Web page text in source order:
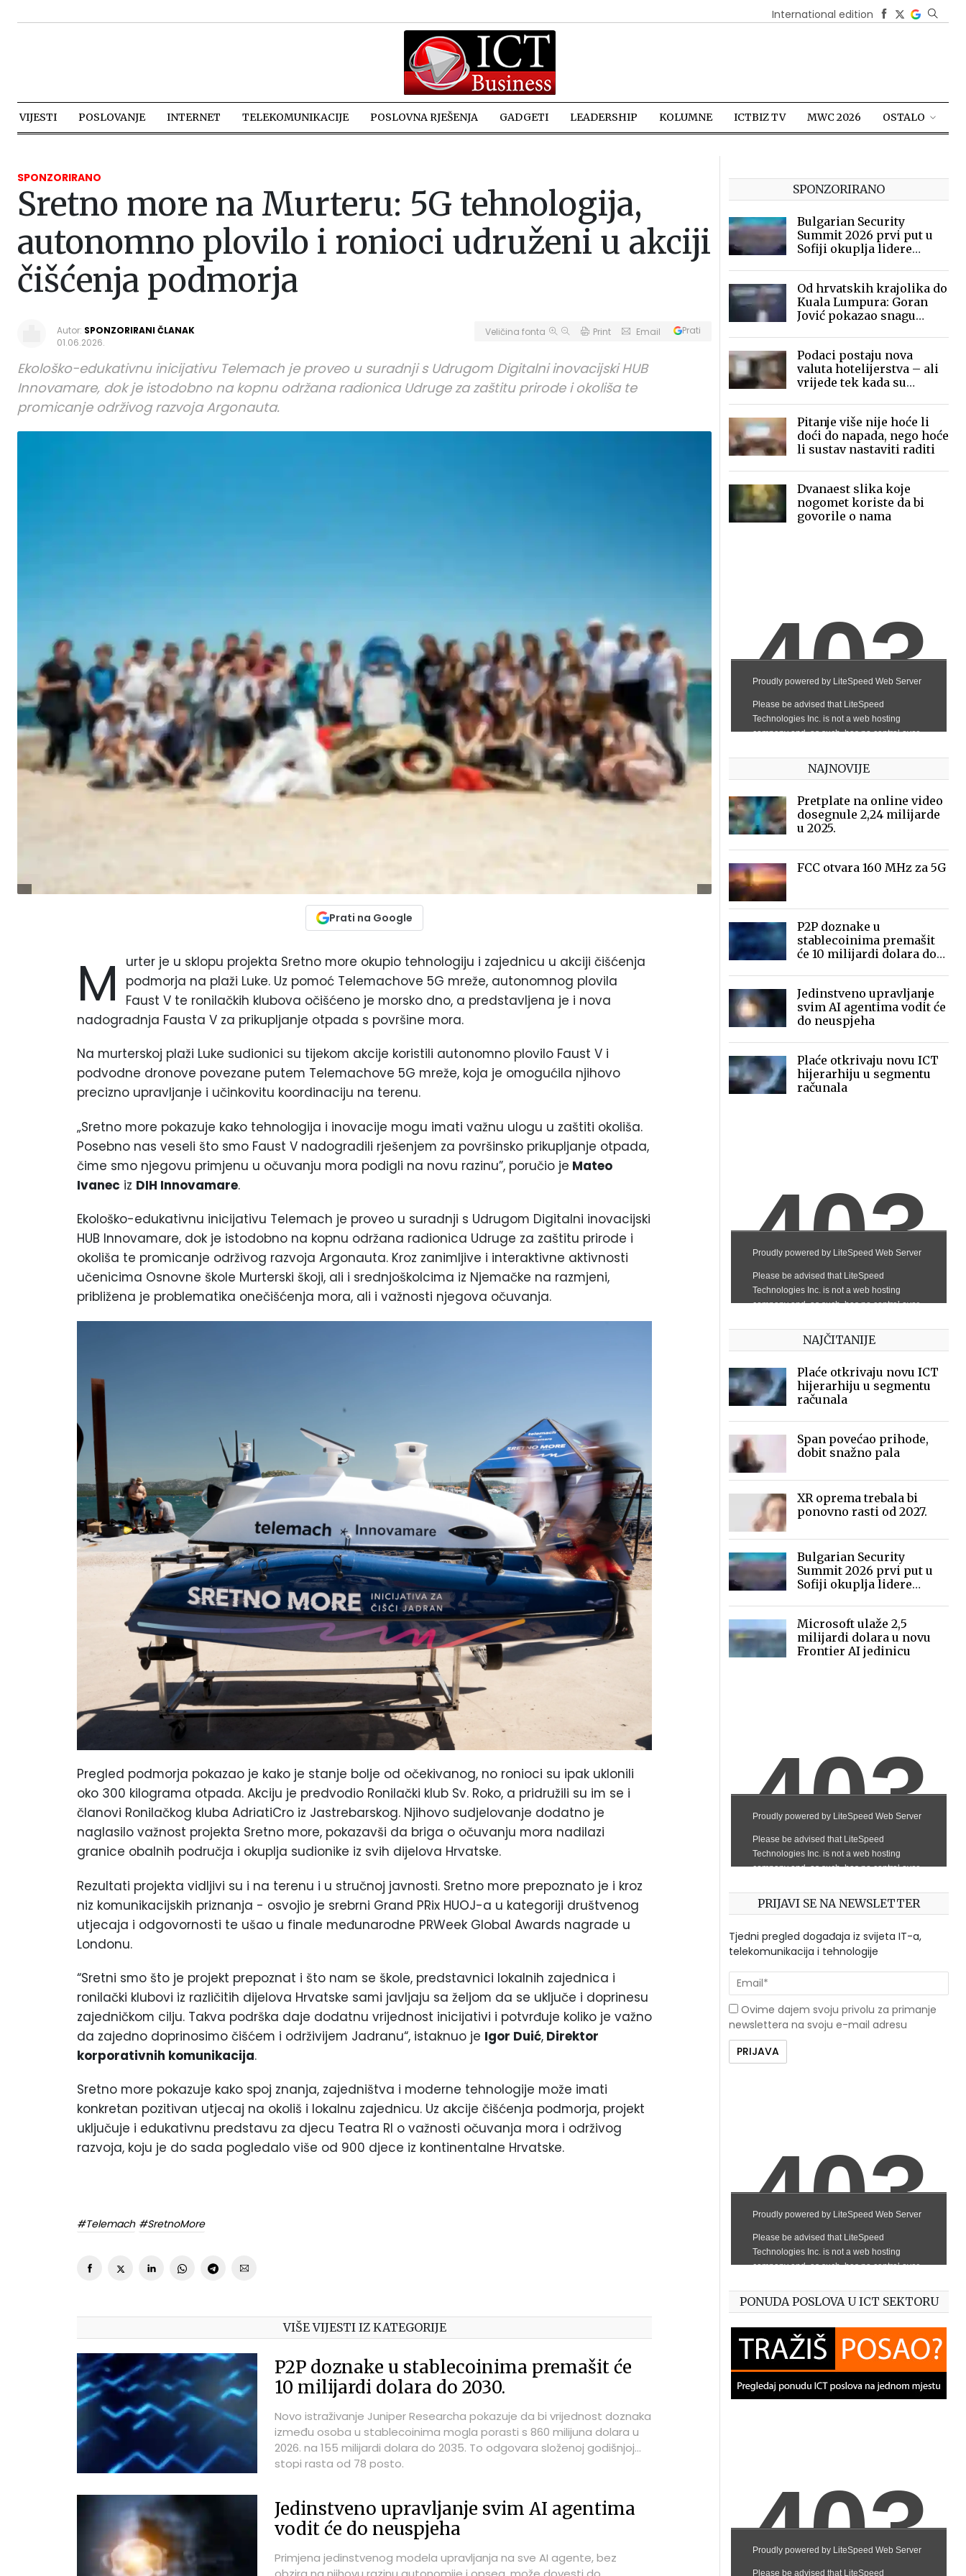
International edition
VIJESTI POSLOVANJE INTERNET TELEKOMUNIKACIJE POSLOVNA RJEŠENJA GADGETI LEADERSHIP KOLUMNE ICTBIZ TV MWC 2026 OSTALO
SPONZORIRANO
Sretno more na Murteru: 5G tehnologija,
autonomno plovilo i ronioci udruženi u akciji
čišćenja podmorja
Autor: SPONZORIRANI ČLANAK
01.06.2026.
Veličina fonta Print Email Prati
Ekološko-edukativnu inicijativu Telemach je proveo u suradnji s Udrugom Digitalni inovacijski HUB
Innovamare, dok je istodobno na kopnu održana radionica Udruge za zaštitu prirode i okoliša te
promicanje održivog razvoja Argonauta.
Prati na Google
M
urter je u sklopu projekta Sretno more okupio tehnologiju i zajednicu u akciji čišćenja
podmorja na plaži Luke. Uz pomoć Telemachove 5G mreže, autonomnog plovila
Faust V te ronilačkih klubova očišćeno je morsko dno, a predstavljena je i nova
nadogradnja Fausta V za prikupljanje otpada s površine mora.
Na murterskoj plaži Luke sudionici su tijekom akcije koristili autonomno plovilo Faust V i
podvodne dronove povezane putem Telemachove 5G mreže, koja je omogućila njihovo
precizno upravljanje i učinkovitu koordinaciju na terenu.
„Sretno more pokazuje kako tehnologija i inovacije mogu imati važnu ulogu u zaštiti okoliša.
Posebno nas veseli što smo Faust V nadogradili rješenjem za površinsko prikupljanje otpada,
čime smo njegovu primjenu u očuvanju mora podigli na novu razinu”, poručio je Mateo
Ivanec iz DIH Innovamare.
Ekološko-edukativnu inicijativu Telemach je proveo u suradnji s Udrugom Digitalni inovacijski
HUB Innovamare, dok je istodobno na kopnu održana radionica Udruge za zaštitu prirode i
okoliša te promicanje održivog razvoja Argonauta. Kroz zanimljive i interaktivne aktivnosti
učenicima Osnovne škole Murterski škoji, ali i srednjoškolcima iz Njemačke na razmjeni,
približena je problematika onečišćenja mora, ali i važnosti njegova očuvanja.
Pregled podmorja pokazao je kako je stanje bolje od očekivanog, no ronioci su ipak uklonili
oko 300 kilograma otpada. Akciju je predvodio Ronilački klub Sv. Roko, a pridružili su im se i
članovi Ronilačkog kluba AdriatiCro iz Jastrebarskog. Njihovo sudjelovanje dodatno je
naglasilo važnost projekta Sretno more, pokazavši da briga o očuvanju mora nadilazi
granice obalnih područja i okuplja sudionike iz svih dijelova Hrvatske.
Rezultati projekta vidljivi su i na terenu i u stručnoj javnosti. Sretno more prepoznato je i kroz
niz komunikacijskih priznanja - osvojio je srebrni Grand PRix HUOJ-a u kategoriji društvenog
utjecaja i odgovornosti te ušao u finale međunarodne PRWeek Global Awards nagrade u
Londonu.
“Sretni smo što je projekt prepoznat i što nam se škole, predstavnici lokalnih zajednica i
ronilački klubovi iz različitih dijelova Hrvatske sami javljaju sa željom da se uključe i doprinesu
zajedničkom cilju. Takva podrška daje dodatnu vrijednost inicijativi i potvrđuje koliko je važno
da zajedno doprinosimo čišćem i održivijem Jadranu“, istaknuo je Igor Duić, Direktor
korporativnih komunikacija.
Sretno more pokazuje kako spoj znanja, zajedništva i moderne tehnologije može imati
konkretan pozitivan utjecaj na okoliš i lokalnu zajednicu. Uz akcije čišćenja podmorja, projekt
uključuje i edukativnu predstavu za djecu Teatra RI o važnosti očuvanja mora i održivog
razvoja, koju je do sada pogledalo više od 900 djece iz kontinentalne Hrvatske.
#Telemach #SretnoMore
VIŠE VIJESTI IZ KATEGORIJE
P2P doznake u stablecoinima premašit će
10 milijardi dolara do 2030.
Novo istraživanje Juniper Researcha pokazuje da bi vrijednost doznaka
između osoba u stablecoinima mogla porasti s 860 milijuna dolara u
2026. na 155 milijardi dolara do 2035. To odgovara složenoj godišnjoj
stopi rasta od 78 posto.
Jedinstveno upravljanje svim AI agentima
vodit će do neuspjeha
Primjena jedinstvenog modela upravljanja na sve AI agente, bez
SPONZORIRANO
Bulgarian Security
Summit 2026 prvi put u
Sofiji okuplja lidere
Od hrvatskih krajolika do
Kuala Lumpura: Goran
Jović pokazao snagu
Podaci postaju nova
valuta hotelijerstva – ali
vrijede tek kada su
Pitanje više nije hoće li
doći do napada, nego hoće
li sustav nastaviti raditi
Dvanaest slika koje
nogomet koriste da bi
govorile o nama
NAJNOVIJE
Pretplate na online video
dosegnule 2,24 milijarde
u 2025.
FCC otvara 160 MHz za 5G
P2P doznake u
stablecoinima premašit
će 10 milijardi dolara do
Jedinstveno upravljanje
svim AI agentima vodit će
do neuspjeha
Plaće otkrivaju novu ICT
hijerarhiju u segmentu
računala
NAJČITANIJE
Plaće otkrivaju novu ICT
hijerarhiju u segmentu
računala
Span povećao prihode,
dobit snažno pala
XR oprema trebala bi
ponovno rasti od 2027.
Bulgarian Security
Summit 2026 prvi put u
Sofiji okuplja lidere
Microsoft ulaže 2,5
milijardi dolara u novu
Frontier AI jedinicu
PRIJAVI SE NA NEWSLETTER
Tjedni pregled događaja iz svijeta IT-a,
telekomunikacija i tehnologije
Ovime dajem svoju privolu za primanje
newslettera na svoju e-mail adresu
PONUDA POSLOVA U ICT SEKTORU